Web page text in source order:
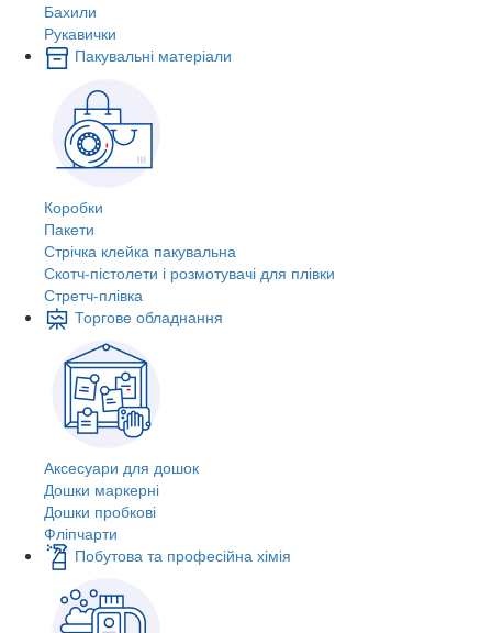
Бахили
Рукавички
Пакувальні матеріали
Коробки
Пакети
Стрічка клейка пакувальна
Скотч-пістолети і розмотувачі для плівки
Стретч-плівка
Торгове обладнання
Аксесуари для дошок
Дошки маркерні
Дошки пробкові
Фліпчарти
Побутова та професійна хімія